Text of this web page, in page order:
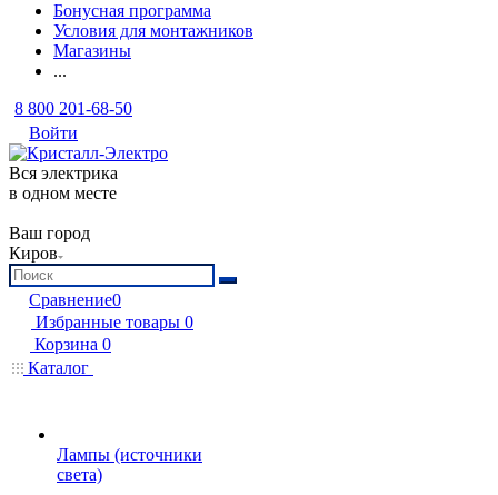
Бонусная программа
Условия для монтажников
Магазины
...
8 800 201-68-50
Войти
Вся электрика
в одном месте
Ваш город
Киров
Сравнение0
Избранные товары 0
Корзина 0
Каталог
Лампы (источники
света)